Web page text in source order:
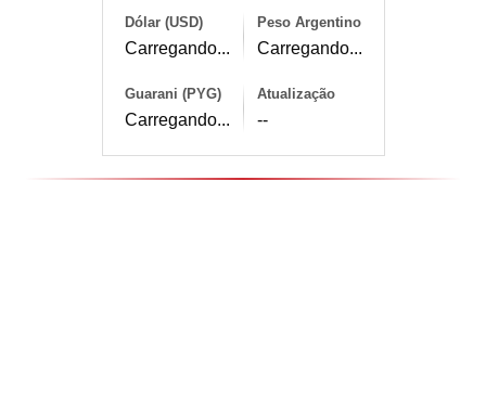
Dólar (USD)
Carregando...
Peso Argentino
Carregando...
Guarani (PYG)
Carregando...
Atualização
--